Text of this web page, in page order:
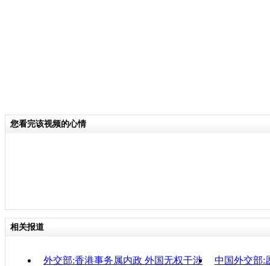
您看完该视频的心情
相关报道
外交部:香港事务属内政 外国无权干涉
中国外交部: